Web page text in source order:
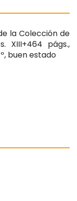
la Colección de
XIII+464 págs.,
buen estado